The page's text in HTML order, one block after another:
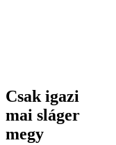
Csak igazi
mai sláger
megy